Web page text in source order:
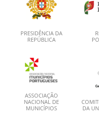
PRESIDÊNCIA DA
REPÚBLICA
ASSOCIAÇÃO
NACIONAL DE
MUNICÍPIOS
DA